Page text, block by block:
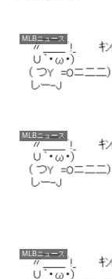
MLBニュース
MLBニュース
MLBニュース